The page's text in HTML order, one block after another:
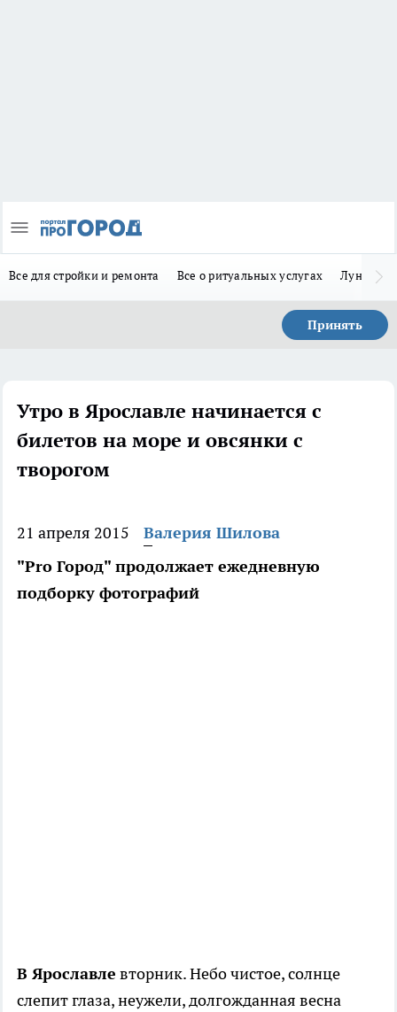
Все для стройки и ремонта Все о ритуальных услугах Лунно-
Принять
Утро в Ярославле начинается с
билетов на море и овсянки с
творогом
21 апреля 2015
Валерия Шилова
"Pro Город" продолжает ежедневную
подборку фотографий
В Ярославле вторник. Небо чистое, солнце
слепит глаза, неужели, долгожданная весна